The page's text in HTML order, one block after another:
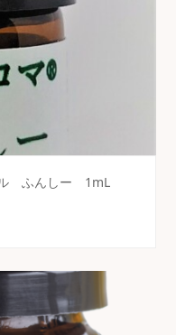
ル ふんしー 1mL